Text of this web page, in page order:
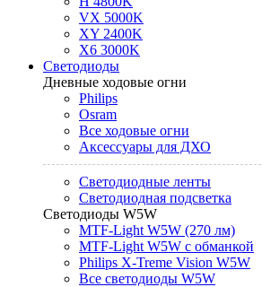
VX 5000K
XY 2400K
X6 3000K
Светодиоды
Дневные ходовые огни
Philips
Osram
Все ходовые огни
Аксессуары для ДХО
Светодиодные ленты
Светодиодная подсветка
Светодиоды W5W
MTF-Light W5W (270 лм)
MTF-Light W5W с обманкой
Philips X-Treme Vision W5W
Все светодиоды W5W